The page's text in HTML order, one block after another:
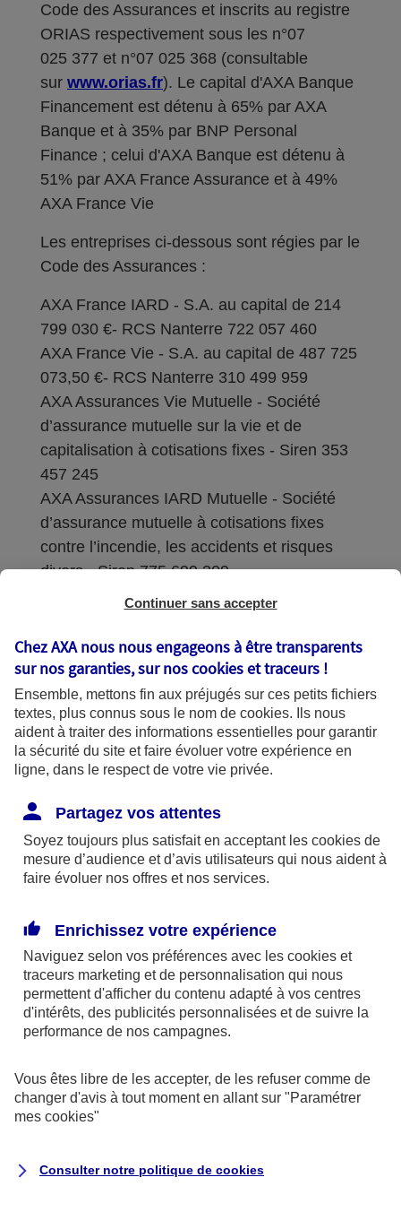
Code des Assurances et inscrits au registre
ORIAS respectivement sous les n°07
025 377 et n°07 025 368 (consultable
sur www.orias.fr). Le capital d'AXA Banque
Financement est détenu à 65% par AXA
Banque et à 35% par BNP Personal
Finance ; celui d'AXA Banque est détenu à
51% par AXA France Assurance et à 49%
AXA France Vie
Les entreprises ci-dessous sont régies par le
Code des Assurances :
AXA France IARD - S.A. au capital de 214
799 030 €- RCS Nanterre 722 057 460
AXA France Vie - S.A. au capital de 487 725
073,50 €- RCS Nanterre 310 499 959
AXA Assurances Vie Mutuelle - Société
d’assurance mutuelle sur la vie et de
capitalisation à cotisations fixes - Siren 353
457 245
AXA Assurances IARD Mutuelle - Société
d’assurance mutuelle à cotisations fixes
contre l’incendie, les accidents et risques
divers - Siren 775 699 309
Sièges sociaux : 313 Terrasses de l’Arche –
Coordonnées de l'Autorité de contrôle
prudentiel et de résolution (ACPR) : - 4
Place de Budapest - CS 92459 - 75436
Paris Cedex 09. Le détail des procédures de
recours et de réclamation et les
disponibles sur le site axa.fr.
AXA France IARD et AXA France Vie sont
mandataires exclusifs en opérations de
246 et n°13 005 764 (consultable
surwww.orias.fr)
AXA Assistance France Assurances,
S.A au capital de 51 429 430,40 €,
Siège social :
8-10, rue Paul Vaillant Couturier
Continuer sans accepter
Chez AXA nous nous engageons à être transparents
sur nos garanties, sur noscookies et traceurs !
Ensemble, mettons fin aux préjugés sur ces petits fichiers
textes, plus connus sous le nom de cookies. Ils nous
aident à traiter des informations essentielles pour garantir
la sécurité du site et faire évoluer votre expérience en
ligne, dans le respect de votre vie privée.
Partagez vos attentes
Soyez toujours plus satisfait en acceptant les cookies de
mesure d’audience et d’avis utilisateurs qui nous aident à
faire évoluer nos offres et nos services.
Enrichissez votre expérience
Naviguez selon vos préférences avec les cookies et
traceurs marketing et de personnalisation qui nous
permettent d'afficher du contenu adapté à vos centres
d'intérêts, des publicités personnalisées et de suivre la
performance de nos campagnes.
Vous êtes libre de les accepter, de les refuser comme de
changer d'avis à tout moment en allant sur "Paramétrer
mes cookies"
Consulter notre politique de cookies